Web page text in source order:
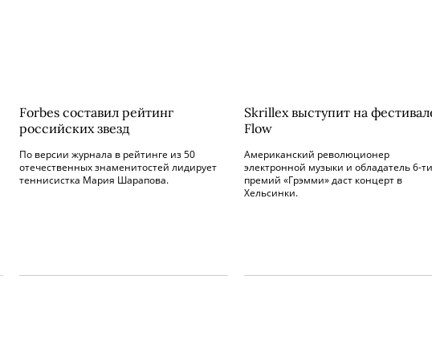
Forbes составил рейтинг
российских звезд
По версии журнала в рейтинге из 50
отечественных знаменитостей лидирует
теннисистка Мария Шарапова.
Skrillex выступит на
Flow
Американский революционер
электронной музыки и обладатель 6-ти
премий «Грэмми» даст концерт в
Хельсинки.